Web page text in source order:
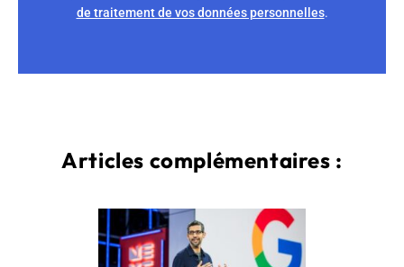
de traitement de vos données personnelles.
Articles complémentaires :